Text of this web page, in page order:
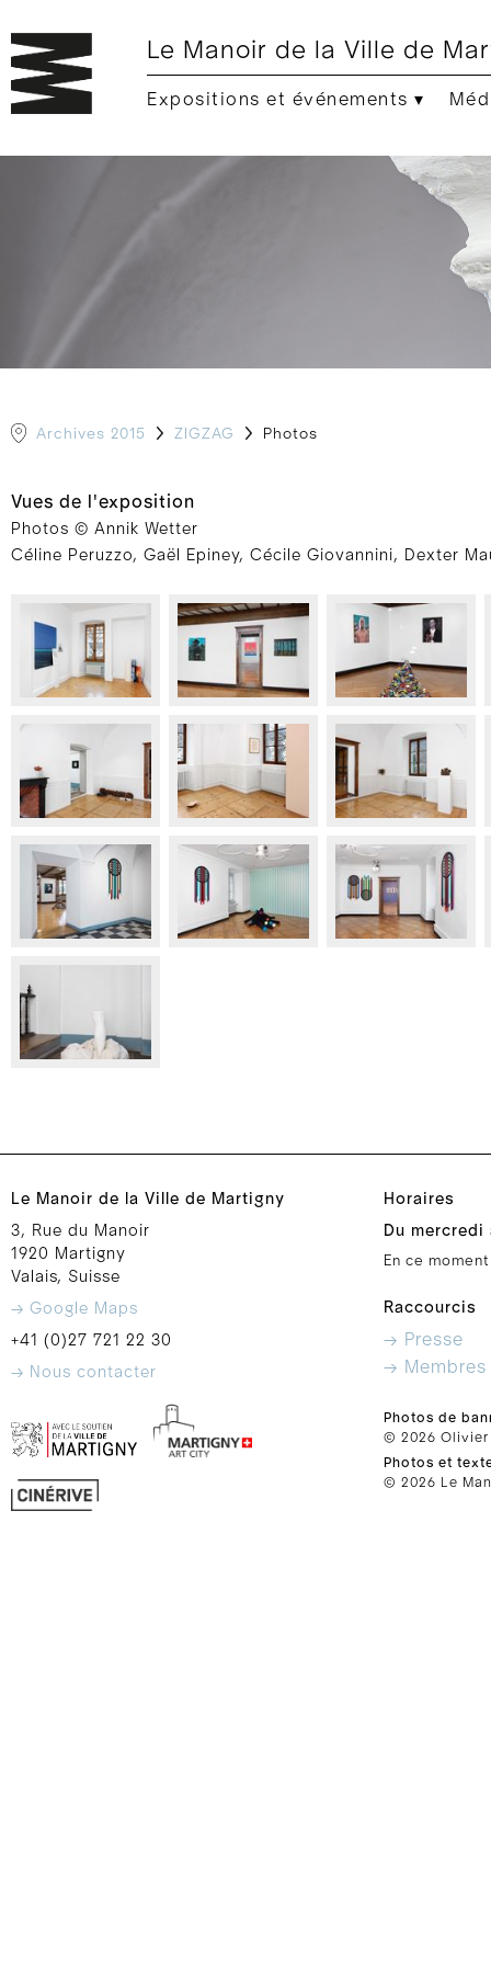
Le Manoir de la Ville de
Expositions et événements ▾
Archives 2015 ZIGZAG Photos
Vues de l'exposition
Photos © Annik Wetter
Céline Peruzzo, Gaël Epiney, Cécile Giovannini, Dexter
Le Manoir de la Ville de Martigny
3, Rue du Manoir
1920 Martigny
Valais, Suisse
→ Google Maps
+41 (0)27 721 22 30
→ Nous contacter
Horaires
Du mercredi
En ce
Raccourcis
→ Presse
→ Membres
Photos de
© 2026 Olivier
Photos et
© 2026 Le